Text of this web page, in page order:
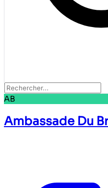
AB
Ambassade Du